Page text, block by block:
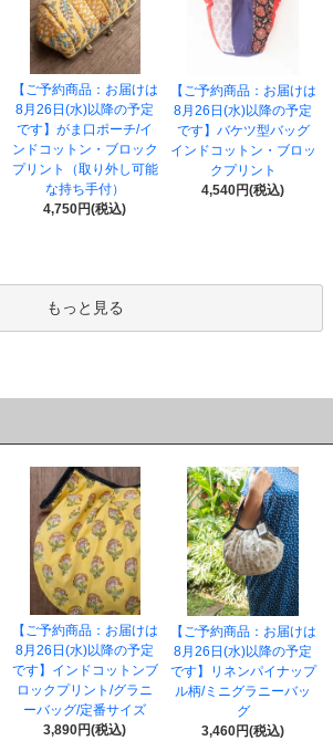
【ご予約商品：お届けは
8月26日(水)以降の予定
です】がま口ポーチ/イ
ンドコットン・ブロック
プリント（取り外し可能
な持ち手付）
4,750円(税込)
【ご予約商品：お届けは
8月26日(水)以降の予定
です】バケツ型バッグ
インドコットン・ブロッ
クプリント
4,540円(税込)
もっと見る
【ご予約商品：お届けは
8月26日(水)以降の予定
です】インドコットンブ
ロックプリント/グラニ
ーバッグ/定番サイズ
3,890円(税込)
【ご予約商品：お届けは
8月26日(水)以降の予定
です】リネンパイナップ
ル柄/ミニグラニーバッ
グ
3,460円(税込)